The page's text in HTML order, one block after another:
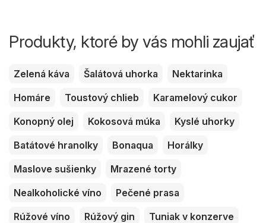
Produkty, ktoré by vás mohli zaujať
Zelená káva Šalátová uhorka
Nektarinka
Homáre
Toustový chlieb
Karamelový cukor
Konopný olej
Kokosová múka
Kyslé uhorky
Batátové hranolky
Bonaqua
Horálky
Maslove sušienky
Mrazené torty
Nealkoholické víno
Pečené prasa
Rúžové víno
Rúžový gin
Tuniak v konzerve